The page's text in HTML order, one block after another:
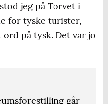
jeg på Torvet i
for tyske turister,
på tysk. Det var jo
går